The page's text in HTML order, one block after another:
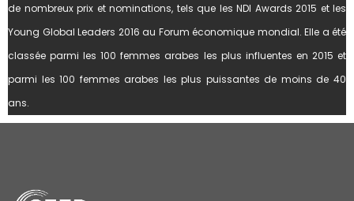
de nombreux prix et nominations, tels que les NDI Awards 2015 et les
Young Global Leaders 2016 au Forum économique mondial. Elle a été
classée parmi les 100 femmes arabes les plus influentes en 2015 et
parmi les 100 femmes arabes les plus puissantes de moins de 40
ans.